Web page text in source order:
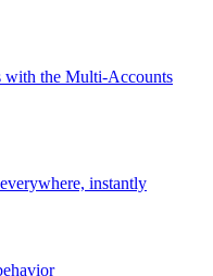
with the Multi-Accounts
instantly